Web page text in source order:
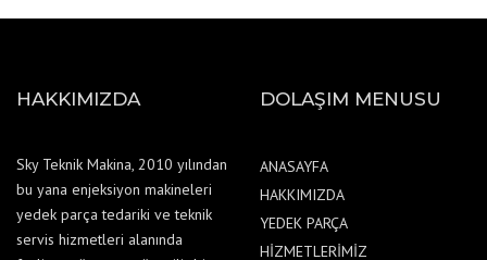
HAKKIMIZDA
Sky Teknik Makina, 2010 yılından
bu yana enjeksiyon makineleri
yedek parça tedariki ve teknik
servis hizmetleri alanında
DOLAŞIM MENUSU
ANASAYFA
HAKKIMIZDA
YEDEK PARÇA
HİZMETLERİMİZ